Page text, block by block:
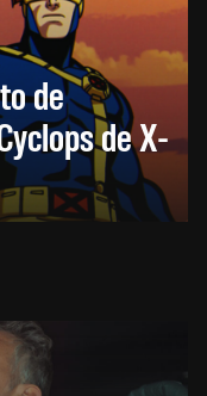
de
de X-